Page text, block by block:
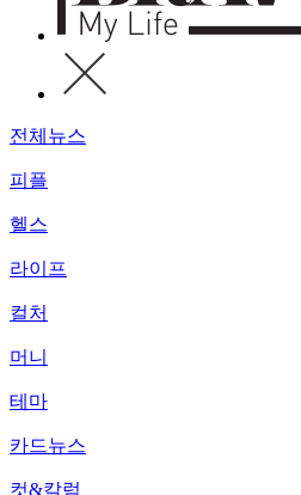
전체뉴스
피플
헬스
라이프
컬처
머니
테마
카드뉴스
컷&칼럼